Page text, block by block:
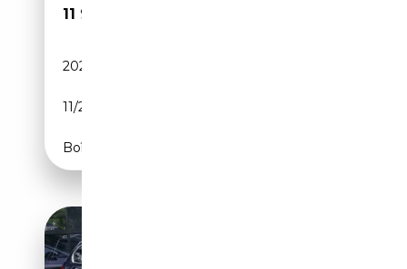
11 900€
202 537 km
11/2008
Boîte automatique